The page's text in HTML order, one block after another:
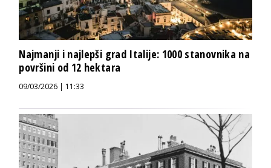
Najmanji i najlepši grad Italije: 1000 stanovnika na
površini od 12 hektara
09/03/2026 | 11:33